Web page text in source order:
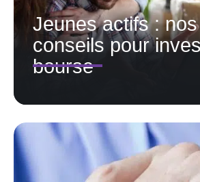
Jeunes actifs : nos
conseils pour
bourse